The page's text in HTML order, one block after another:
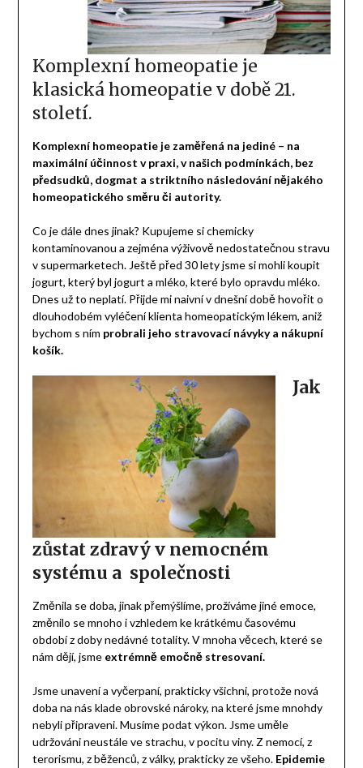
Komplexní homeopatie je
klasická homeopatie v době 21.
století.
Komplexní homeopatie je zaměřená na jediné – na
maximální účinnost v praxi, v našich podmínkách, bez
předsudků, dogmat a striktního následování nějakého
homeopatického směru či autority.
Co je dále dnes jinak? Kupujeme si chemicky
kontaminovanou a zejména výživově nedostatečnou stravu
v supermarketech. Ještě před 30 lety jsme si mohli koupit
jogurt, který byl jogurt a mléko, které bylo opravdu mléko.
Dnes už to neplatí. Přijde mi naivní v dnešní době hovořit o
dlouhodobém vyléčení klienta homeopatickým lékem, aniž
bychom s ním probrali jeho stravovací návyky a nákupní
košík.
Jak
zůstat zdravý v nemocném
systému a společnosti
Změnila se doba, jinak přemýšlíme, prožíváme jiné emoce,
změnilo se mnoho i vzhledem ke krátkému časovému
období z doby nedávné totality. V mnoha věcech, které se
nám dějí, jsme extrémně emočně stresovaní.
Jsme unavení a vyčerpaní, prakticky všichni, protože nová
doba na nás klade obrovské nároky, na které jsme mnohdy
nebyli připraveni. Musíme podat výkon. Jsme uměle
udržováni neustále ve strachu, v pocitu viny. Z nemocí, z
terorismu, z běženců, z války, prakticky ze všeho. Epidemie